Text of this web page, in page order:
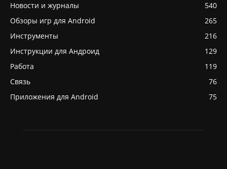
Новости и журналы
540
Обзоры игр для Android
265
Инструменты
216
Инструкции для Андроид
129
Работа
119
Связь
76
Приложения для Android
75